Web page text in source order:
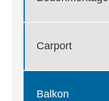
Carport
Balkon